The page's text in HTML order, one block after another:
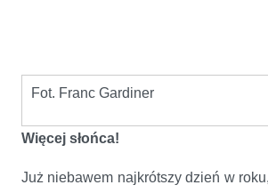
Fot. Franc Gardiner
Więcej słońca!
Już niebawem najkrótszy dzień w